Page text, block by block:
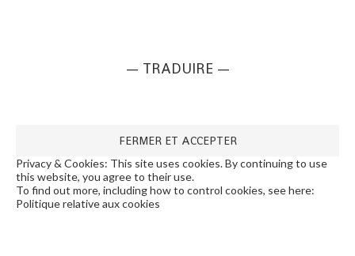
— TRADUIRE —
Privacy & Cookies: This site uses cookies. By continuing to use
this website, you agree to their use.
To find out more, including how to control cookies, see here:
Politique relative aux cookies